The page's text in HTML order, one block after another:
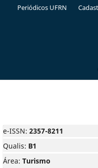
Periódicos UFRN
e-ISSN: 2357-8211
Qualis: B1
Área: Turismo